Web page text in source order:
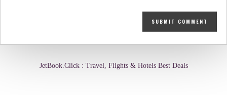
JetBook.Click : Travel, Flights & Hotels Best Deals